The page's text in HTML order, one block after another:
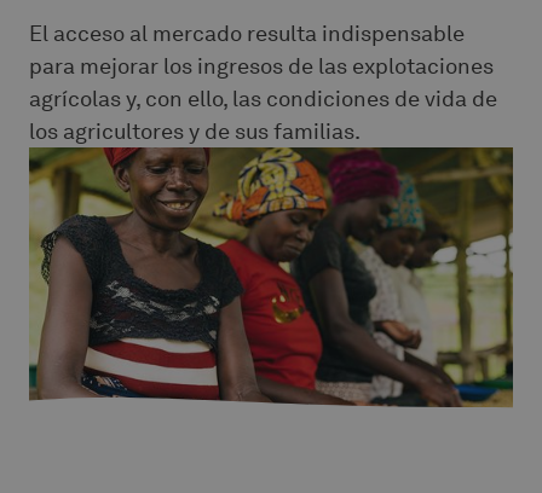
El acceso al mercado resulta indispensable
para mejorar los ingresos de las explotaciones
agrícolas y, con ello, las condiciones de vida de
los agricultores y de sus familias.